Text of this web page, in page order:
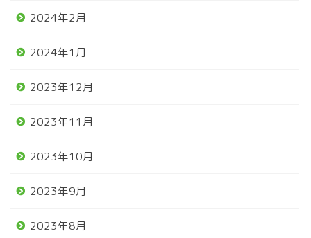
2024年2月
2024年1月
2023年12月
2023年11月
2023年10月
2023年9月
2023年8月